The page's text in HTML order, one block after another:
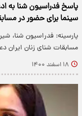
پاسخ فدراسیون شنا به
سینما برای حضور در
پارسینه: فدراسیون شنا،
مسابقات شنای زنان ایران
۱۸ اسفند ۱۴۰۰